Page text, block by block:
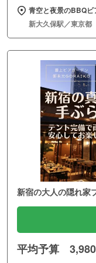
青空と夜景のBBQ
新大久保駅／東京都
新宿の大人の隠れ家
平均予算